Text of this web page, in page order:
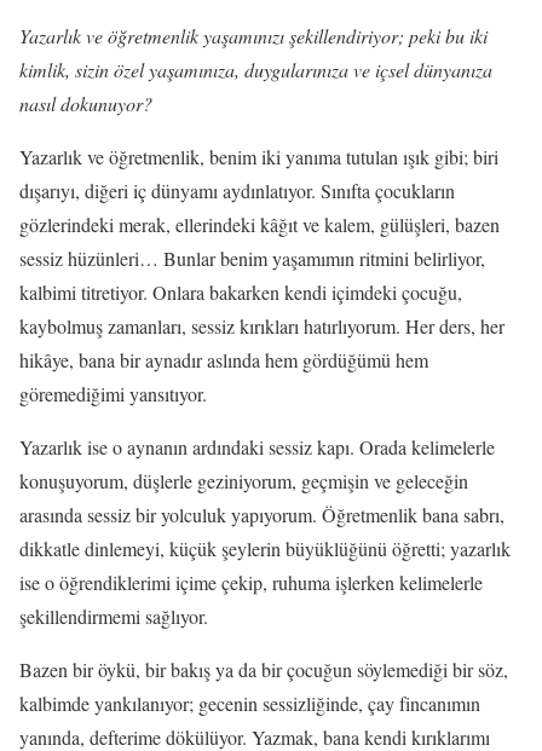
Yazarlık ve öğretmenlik yaşamınızı şekillendiriyor; peki bu iki
kimlik, sizin özel yaşamınıza, duygularınıza ve içsel dünyanıza
nasıl dokunuyor?
Yazarlık ve öğretmenlik, benim iki yanıma tutulan ışık gibi; biri
dışarıyı, diğeri iç dünyamı aydınlatıyor. Sınıfta çocukların
gözlerindeki merak, ellerindeki kâğıt ve kalem, gülüşleri, bazen
sessiz hüzünleri… Bunlar benim yaşamımın ritmini belirliyor,
kalbimi titretiyor. Onlara bakarken kendi içimdeki çocuğu,
kaybolmuş zamanları, sessiz kırıkları hatırlıyorum. Her ders, her
hikâye, bana bir aynadır aslında hem gördüğümü hem
göremediğimi yansıtıyor.
Yazarlık ise o aynanın ardındaki sessiz kapı. Orada kelimelerle
konuşuyorum, düşlerle geziniyorum, geçmişin ve geleceğin
arasında sessiz bir yolculuk yapıyorum. Öğretmenlik bana sabrı,
dikkatle dinlemeyi, küçük şeylerin büyüklüğünü öğretti; yazarlık
ise o öğrendiklerimi içime çekip, ruhuma işlerken kelimelerle
şekillendirmemi sağlıyor.
Bazen bir öykü, bir bakış ya da bir çocuğun söylemediği bir söz,
kalbimde yankılanıyor; gecenin sessizliğinde, çay fincanımın
yanında, defterime dökülüyor. Yazmak, bana kendi kırıklarımı